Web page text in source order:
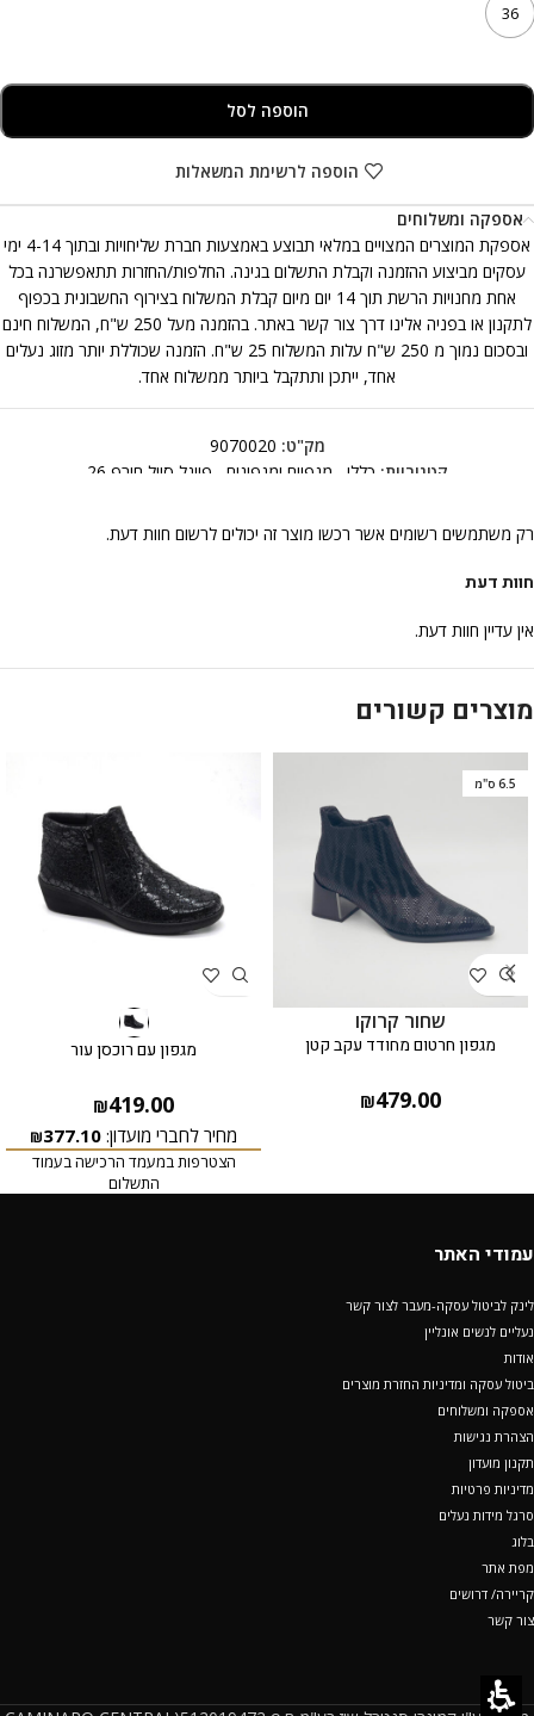
36
הוספה לסל
הוספה לרשימת המשאלות
אספקה ומשלוחים
אספקת המוצרים המצויים במלאי תבוצע באמצעות חברת שליחויות ובתוך 4-14 ימי
עסקים מביצוע ההזמנה וקבלת התשלום בגינה. החלפות/החזרות תתאפשרנה בכל
אחת מחנויות הרשת תוך 14 יום מיום קבלת המשלוח בצירוף החשבונית בכפוף
לתקנון או בפניה אלינו דרך צור קשר באתר. בהזמנה מעל 250 ש"ח, המשלוח חינם
ובסכום נמוך מ 250 ש"ח עלות המשלוח 25 ש"ח. הזמנה שכוללת יותר מזוג נעלים
אחד, ייתכן ותתקבל ביותר ממשלוח אחד.
מק"ט: 9070020
קטגוריות: כללי מגפיים ומגפונים פיינל סייל חורף 26
חוות דעת
אין עדיין חוות דעת.
רק משתמשים רשומים אשר רכשו מוצר זה יכולים לרשום חוות דעת.
מוצרים קשורים
6.5 ס"מ
שחור קרוקו
מגפון חרטום מחודד עקב קטן
₪479.00
מגפון עם רוכסן עור
₪419.00
מחיר לחברי מועדון: ₪377.10
הצטרפות במעמד הרכישה בעמוד
התשלום
עמודי האתר
לינק לביטול עסקה-מעבר לצור קשר
נעליים לנשים אונליין
אודות
ביטול עסקה ומדיניות החזרת מוצרים
אספקה ומשלוחים
הצהרת נגישות
תקנון מועדון
מדיניות פרטיות
סרגל מידות נעלים
בלוג
מפת אתר
קריירה/ דרושים
צור קשר